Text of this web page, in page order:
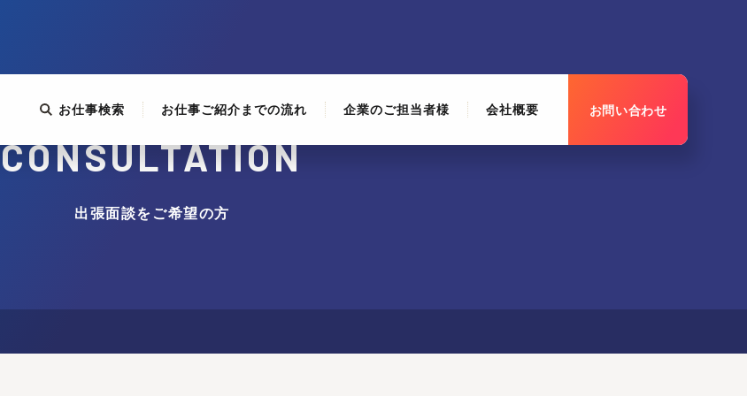
お仕事検索 お仕事ご紹介までの流れ 企業のご担当者様 会社概要 お問い合わせ
CONSULTATION
出張面談をご希望の方